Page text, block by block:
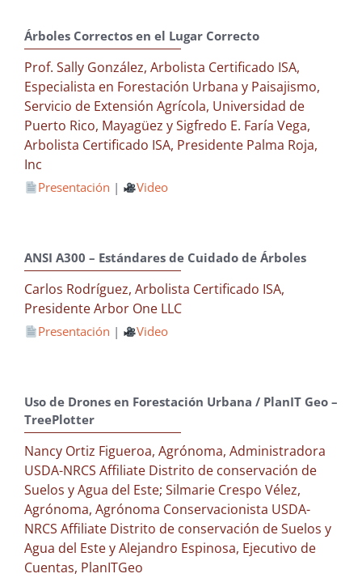
Árboles Correctos en el Lugar Correcto
Prof. Sally González, Arbolista Certificado ISA,
Especialista en Forestación Urbana y Paisajismo,
Servicio de Extensión Agrícola, Universidad de
Puerto Rico, Mayagüez y Sigfredo E. Faría Vega,
Arbolista Certificado ISA, Presidente Palma Roja,
Inc
Presentación | Video
ANSI A300 – Estándares de Cuidado de Árboles
Carlos Rodríguez, Arbolista Certificado ISA,
Presidente Arbor One LLC
Presentación | Video
Uso de Drones en Forestación Urbana / PlanIT Geo –
TreePlotter
Nancy Ortiz Figueroa, Agrónoma, Administradora
USDA-NRCS Affiliate Distrito de conservación de
Suelos y Agua del Este; Silmarie Crespo Vélez,
Agrónoma, Agrónoma Conservacionista USDA-
NRCS Affiliate Distrito de conservación de Suelos y
Agua del Este y Alejandro Espinosa, Ejecutivo de
Cuentas, PlanITGeo